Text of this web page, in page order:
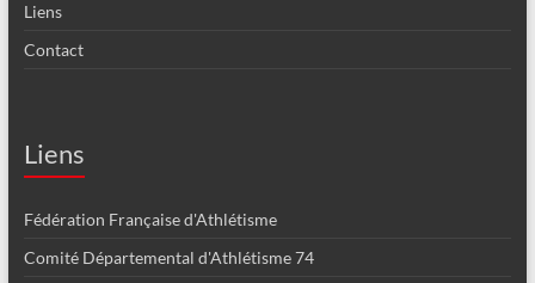
Liens
Contact
Liens
Fédération Française d'Athlétisme
Comité Départemental d'Athlétisme 74